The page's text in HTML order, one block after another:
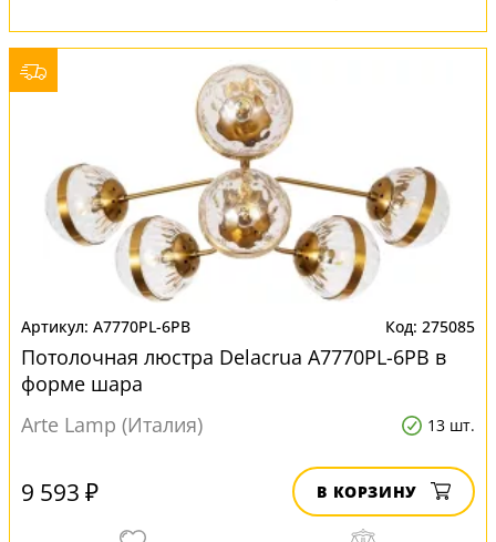
A7770PL-6PB 275085
Потолочная люстра Delacrua A7770PL-6PB в
форме шара
Arte Lamp (Италия)
13 шт.
9 593 ₽ В КОРЗИНУ